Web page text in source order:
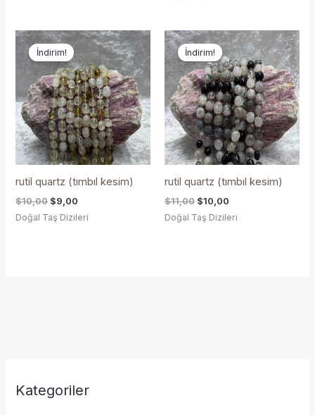
Kategoriler
İndirim!
rutil quartz (tımbıl kesim)
$10,00
Orijinal
fiyat:
$10,00.
$9,00
Şu
andaki
fiyat:
$9,00.
Doğal Taş Dizileri
İndirim!
rutil quartz (tımbıl kesim)
$11,00
Orijinal
fiyat:
$11,00.
$10,00
Şu
andaki
fiyat:
$10,00.
Doğal Taş Dizileri